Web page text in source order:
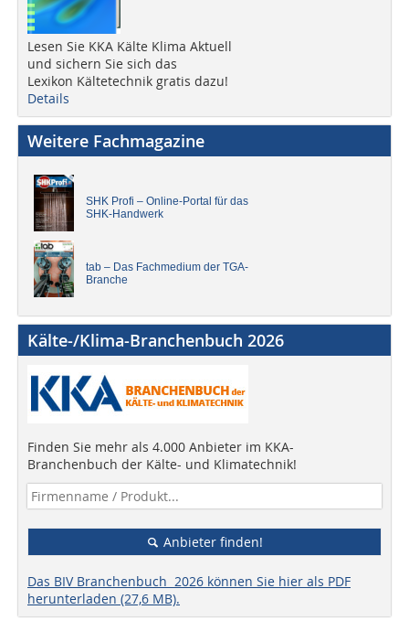
Lesen Sie KKA Kälte Klima Aktuell
und sichern Sie sich das
Lexikon Kältetechnik gratis dazu!
Details
Weitere Fachmagazine
SHK Profi – Online-Portal für das
SHK-Handwerk
tab – Das Fachmedium der TGA-
Branche
Kälte-/Klima-Branchenbuch 2026
Finden Sie mehr als 4.000 Anbieter im KKA-
Branchenbuch der Kälte- und Klimatechnik!
Anbieter finden!
Das BIV Branchenbuch 2026 können Sie hier als PDF
herunterladen (27,6 MB).